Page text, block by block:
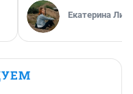
Екатерина